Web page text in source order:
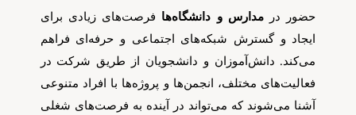
حضور درمدارس و دانشگاه‌ها فرصت‌های زیادی برای
ایجاد و گسترش شبکه‌های اجتماعی و حرفه‌ای فراهم
می‌کند. دانش‌آموزان و دانشجویان از طریق شرکت در
فعالیت‌های مختلف، انجمن‌ها و پروژه‌ها با افراد متنوعی
آشنا می‌شوند که می‌تواند در آینده به فرصت‌های شغلی